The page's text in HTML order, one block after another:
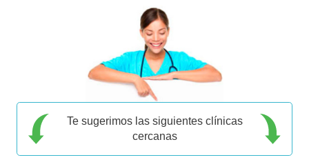
Te sugerimos las siguientes clínicas
cercanas